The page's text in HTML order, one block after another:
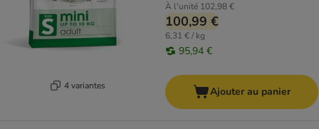
4 variantes
À l'unité 102,98 €
100,99 €
6,31 € / kg
95,94 €
Ajouter au panier